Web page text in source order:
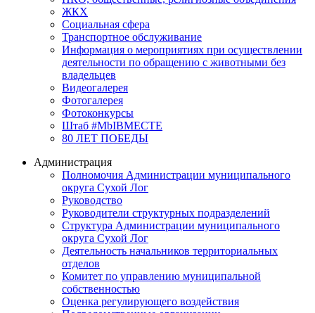
ЖКХ
Социальная сфера
Транспортное обслуживание
Информация о мероприятиях при осуществлении
деятельности по обращению с животными без
владельцев
Видеогалерея
Фотогалерея
Фотоконкурсы
Штаб #MbIBMECTE
80 ЛЕТ ПОБЕДЫ
Администрация
Полномочия Администрации муниципального
округа Сухой Лог
Руководство
Руководители структурных подразделений
Структура Администрации муниципального
округа Сухой Лог
Деятельность начальников территориальных
отделов
Комитет по управлению муниципальной
собственностью
Оценка регулирующего воздействия